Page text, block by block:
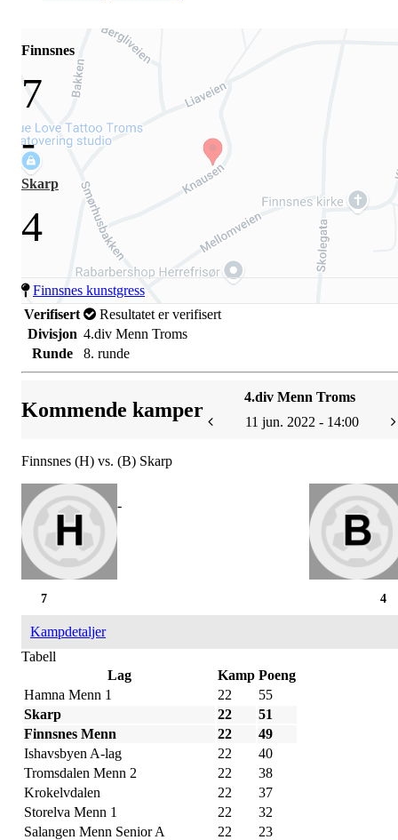
Finnsnes
7
-
Skarp
4
Finnsnes kunstgress
Verifisert
Resultatet er verifisert
Divisjon 4.div Menn Troms
Runde
8. runde
Kommende kamper
4.div Menn Troms
11 jun. 2022 - 14:00
Finnsnes (H) vs. (B) Skarp
-
4
7
Kampdetaljer
Tabell
Lag
Kamp Poeng
Hamna Menn 1
22
55
Skarp
22
51
Finnsnes Menn
22
49
Ishavsbyen A-lag
22
40
Tromsdalen Menn 2
22
38
Krokelvdalen
22
37
Storelva Menn 1
22
32
Salangen Menn Senior A
22
23